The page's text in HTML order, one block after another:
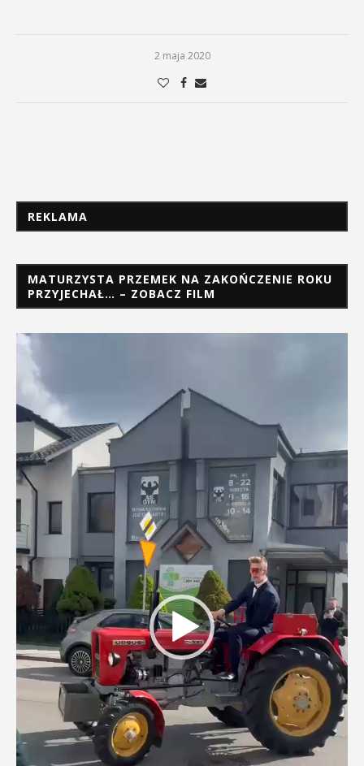
2 maja 2020
REKLAMA
MATURZYSTA PRZEMEK NA ZAKOŃCZENIE ROKU
PRZYJECHAŁ… – ZOBACZ FILM
Odtwarzacz